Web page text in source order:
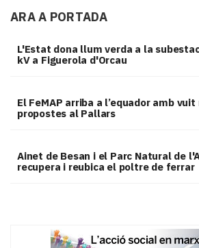
ARA A PORTADA
L'Estat dona llum verda a la
kV a Figuerola d'Orcau
El FeMAP arriba a l’equador amb vuit
propostes al Pallars
Ainet de Besan i el Parc Natural de
recupera i reubica el poltre de ferrar